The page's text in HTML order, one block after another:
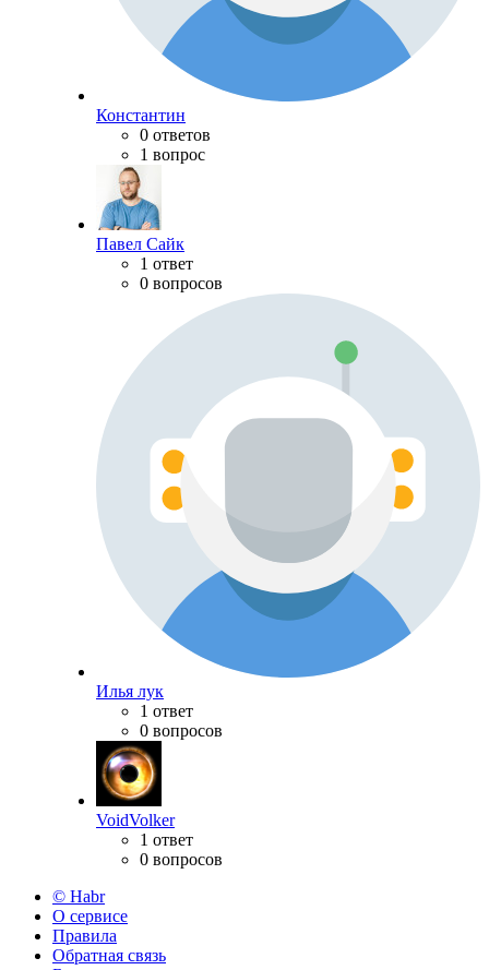
Константин
0 ответов
1 вопрос
Павел Сайк
1 ответ
0 вопросов
Илья лук
1 ответ
0 вопросов
VoidVolker
1 ответ
0 вопросов
© Habr
О сервисе
Правила
Обратная связь